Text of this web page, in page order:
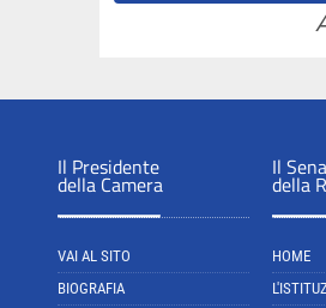
Il Presidente
della Camera
VAI AL SITO
BIOGRAFIA
Il
della
HOME